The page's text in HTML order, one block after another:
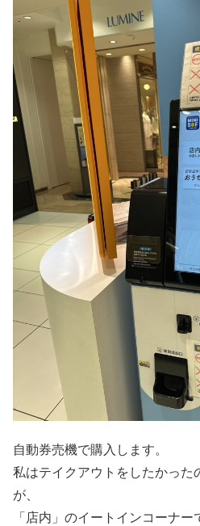
自動券売機で購入します。
私はテイクアウトをしたかった
が、
「店内」のイートインコーナ